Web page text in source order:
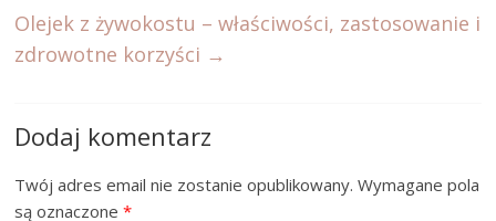
Olejek z żywokostu – właściwości, zastosowanie i
zdrowotne korzyści →
Dodaj komentarz
Twój adres email nie zostanie opublikowany. Wymagane pola
są oznaczone*